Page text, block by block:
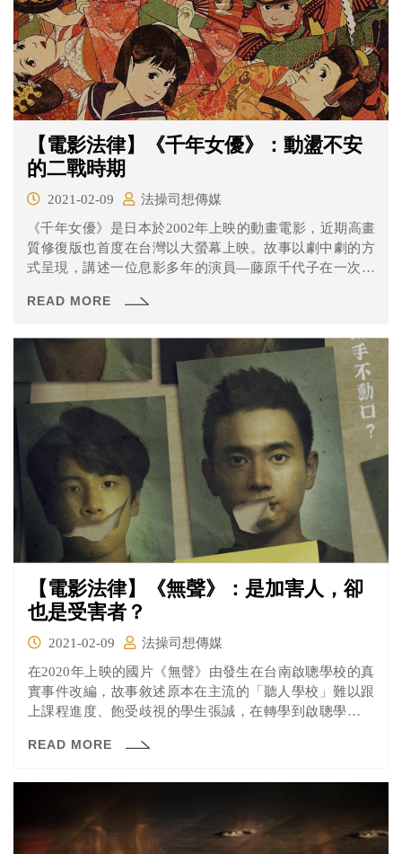
【電影法律】《千年女優》：動盪不安
的二戰時期
2021-02-09
法操司想傳媒
《千年女優》是日本於2002年上映的動畫電影，近期高畫
質修復版也首度在台灣以大螢幕上映。故事以劇中劇的方
式呈現，講述一位息影多年的演員—藤原千代子在一次接
盪不安的年代，從只是想與初戀再見一面的簡單動機，卻
READ MORE
【電影法律】《無聲》：是加害人，卻
也是受害者？
2021-02-09
法操司想傳媒
在2020年上映的國片《無聲》由發生在台南啟聰學校的真
實事件改編，故事敘述原本在主流的「聽人學校」難以跟
上課程進度、飽受歧視的學生張誠，在轉學到啟聰學校之
似光明的學生生涯終於來臨。直到有一次發現他所心儀、
的牽涉人數眾多，甚至持續了數年之久……
READ MORE